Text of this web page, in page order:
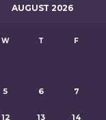
AUGUST 2026
W T F
5 6 7
12 13 14